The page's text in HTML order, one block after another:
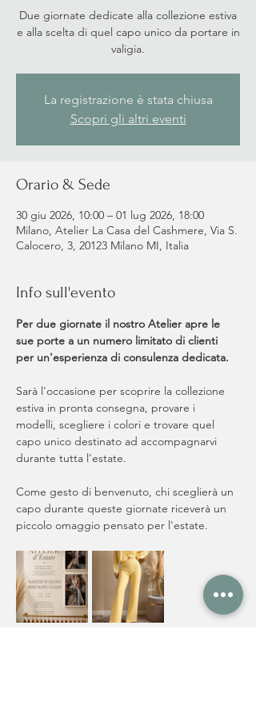
Due giornate dedicate alla collezione estiva
e alla scelta di quel capo unico da portare in
valigia.
La registrazione è stata chiusa
Scopri gli altri eventi
Orario & Sede
30 giu 2026, 10:00 – 01 lug 2026, 18:00
Milano, Atelier La Casa del Cashmere, Via S.
Calocero, 3, 20123 Milano MI, Italia
Info sull'evento
Per due giornate il nostro Atelier apre le
sue porte a un numero limitato di clienti
per un'esperienza di consulenza dedicata.
Sarà l'occasione per scoprire la collezione
estiva in pronta consegna, provare i
modelli, scegliere i colori e trovare quel
capo unico destinato ad accompagnarvi
durante tutta l'estate.
Come gesto di benvenuto, chi sceglierà un
capo durante queste giornate riceverà un
piccolo omaggio pensato per l'estate.